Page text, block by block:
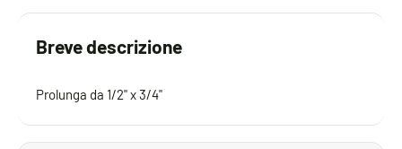
Breve descrizione
Prolunga da 1/2" x 3/4"